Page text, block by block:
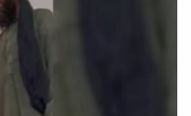
高，但顴骨很塌的人，簡
表性格孤芳自賞，其中鼻
上就也容易孤獨。最後，
，包括手毛短、眉毛少、
冷淡、謹慎，所以不容易